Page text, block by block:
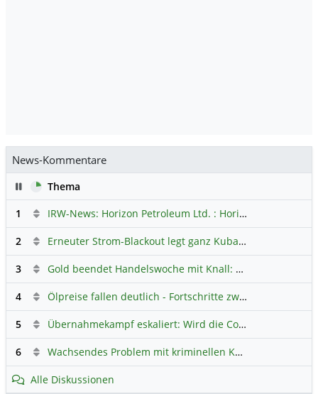
News-Kommentare
PauseThema
1
IRW-News: Horizon Petroleum Ltd. : Horizon Petroleum beginnt mit der Testförderung im Projekt Lachowice in Polen und schließt die Platzierung einer überzeichneten Wandelanleihe ab
2 Erneuter Strom-Blackout legt ganz Kuba lahm
3 Gold beendet Handelswoche mit Knall: Barrick Mining – Ist diese Aktie wieder ein Kauf?
4 Ölpreise fallen deutlich - Fortschritte zwischen USA und Iran belasten
5 Übernahmekampf eskaliert: Wird die Commerzbank italienisch?
6 Wachsendes Problem mit kriminellen Kunden im Online-Handel
Alle Diskussionen